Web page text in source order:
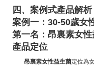
四、案例式產品解析
案例一：30-50歲女
第一名：昂裏素女
產品定位
昂裏素女性益生菌定位為